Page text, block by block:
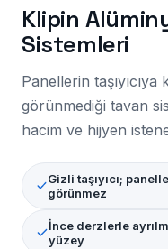
Klipin
Sistemleri
Panellerin taşıyıcıya
görünmediği tavan
hacim ve hijyen
Gizli taşıyıcı;
görünmez
İnce derzlerle
yüzey